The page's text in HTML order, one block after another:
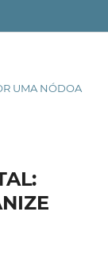
UMA NÓDOA